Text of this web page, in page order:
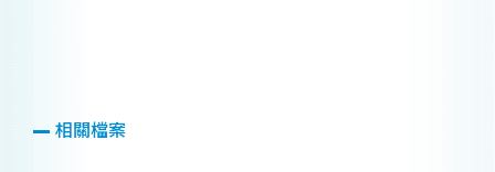
相關檔案